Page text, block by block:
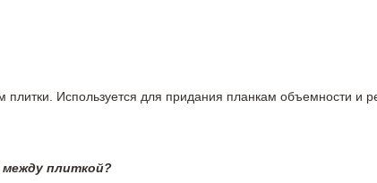
Используется для придания планкам объемности и
между плиткой?